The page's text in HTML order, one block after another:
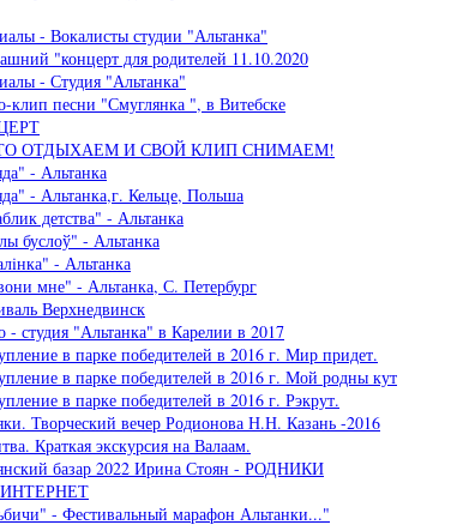
- Вокалисты студии "Альтанка"
"концерт для родителей 11.10.2020
- Студия "Альтанка"
клип песни "Смуглянка ", в Витебске
ОТДЫХАЕМ И СВОЙ КЛИП СНИМАЕМ!
- Альтанка
- Альтанка,г. Кельце, Польша
детства" - Альтанка
буслоў" - Альтанка
- Альтанка
мне" - Альтанка, С. Петербург
Верхнедвинск
- студия "Альтанка" в Карелии в 2017
в парке победителей в 2016 г. Мир придет.
в парке победителей в 2016 г. Мой родны кут
в парке победителей в 2016 г. Рэкрут.
Творческий вечер Родионова Н.Н. Казань -2016
Краткая экскурсия на Валаам.
базар 2022 Ирина Стоян - РОДНИКИ
- Фестивальный марафон Альтанки..."